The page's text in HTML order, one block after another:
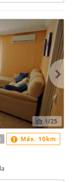
1/25
Máx. 10km